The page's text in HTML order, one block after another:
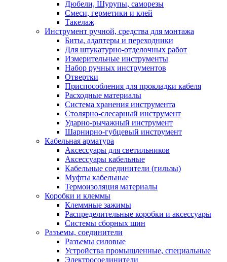
Дюбели, Шурупы, саморезы
Смеси, герметики и клей
Такелаж
Инструмент ручной, средства для монтажа
Биты, адаптеры и переходники
Для штукатурно-отделочных работ
Измерительные инструменты
Набор ручных инструментов
Отвертки
Приспособления для прокладки кабеля
Расходные материалы
Система хранения инструмента
Столярно-слесарный инструмент
Ударно-рычажный инструмент
Шарнирно-губцевый инструмент
Кабельная арматура
Аксессуары для светильников
Аксессуары кабельные
Кабельные соединители (гильзы)
Муфты кабельные
Термоизоляция материалы
Коробки и клеммы
Клеммные зажимы
Распределительные коробки и аксессуары
Системы сборных шин
Разъемы, соединители
Разъемы силовые
Устройства промышленные, специальные
Электросоединители